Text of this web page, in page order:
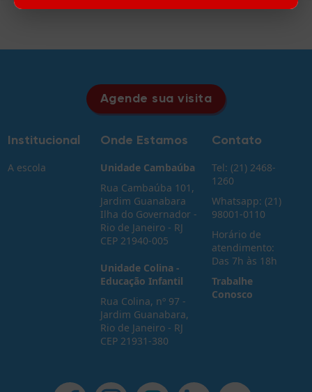
Institucional
A escola
Onde Estamos
Unidade Cambaúba
Rua Cambaúba 101,
Jardim Guanabara
Ilha do Governador -
Rio de Janeiro - RJ
CEP 21940-005
Unidade Colina -
Educação Infantil
Rua Colina, nº 97 -
Jardim Guanabara,
Rio de Janeiro - RJ
CEP 21931-380
Contato
Tel: (21) 2468-
1260
Whatsapp: (21)
98001-0110
Horário de
atendimento:
Das 7h às 18h
Trabalhe
Conosco
Agende sua visita